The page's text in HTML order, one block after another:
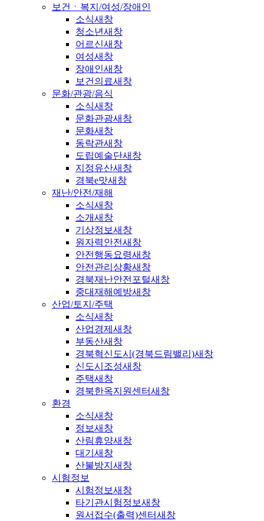
보건ㆍ복지/여성/장애인
소식새창
청소년새창
어르신새창
여성새창
장애인새창
보건의료새창
문화/관광/음식
소식새창
문화관광새창
문화새창
동락관새창
도립예술단새창
지정유산새창
경북e맛새창
재난/안전/재해
소식새창
소개새창
기상정보새창
원자력안전새창
안전행동요령새창
안전관리상황새창
경북재난안전포털새창
중대재해예방새창
산업/토지/주택
소식새창
산업경제 새창
부동산새창
경북혁신도시(경북드림밸리)새창
신도시조성새창
주택새창
경북한옥지원센터새창
환경
소식새창
정보새창
산림휴양새창
대기 새창
산불방지 새창
시험정보
시험정보새창
타기관시험정보새창
원서접수(출력)센터새창